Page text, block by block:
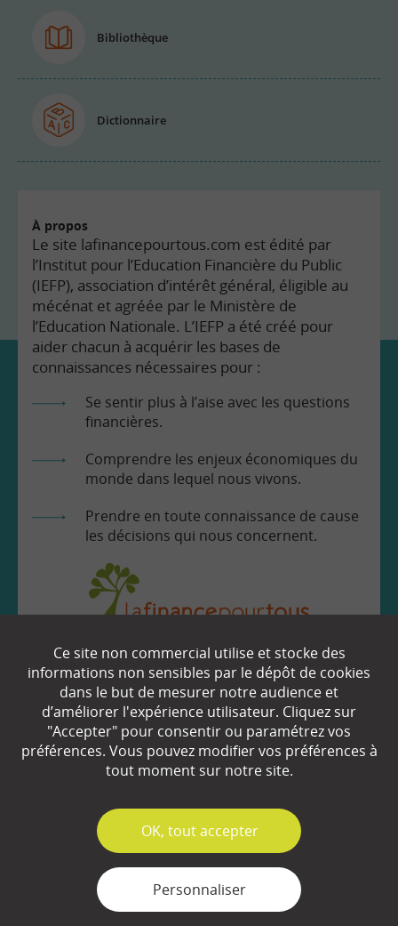
Bibliothèque
Dictionnaire
À propos
Le site lafinancepourtous.com est édité par
l’Institut pour l’Education Financière du Public
(IEFP), association d’intérêt général, éligible au
mécénat et agréée par le Ministère de
l’Education Nationale. L’IEFP a été créé pour
aider chacun à acquérir les bases de
connaissances nécessaires pour :
Se sentir plus à l’aise avec les questions
financières.
Comprendre les enjeux économiques du
monde dans lequel nous vivons.
Prendre en toute connaissance de cause
les décisions qui nous concernent.
EN SAVOIR
Qui sommes-nous ?
Partenaires
Plan du site
Mentions légales
Ce site non commercial utilise et stocke des
informations non sensibles par le dépôt de cookies
dans le but de mesurer notre audience et
d’améliorer l'expérience utilisateur. Cliquez sur
"Accepter" pour consentir ou paramétrez vos
préférences. Vous pouvez modifier vos préférences à
tout moment sur notre site.
✓
OK, tout accepter
Personnaliser